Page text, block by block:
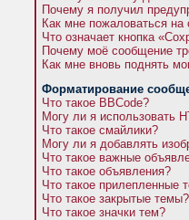
Почему я получил
Как мне пожаловаться
Что означает кнопка
Почему моё сообщение
Как мне вновь поднять
Форматирование
Что такое BBCode?
Могу ли я использовать
Что такое смайлики?
Могу ли я добавлять
Что такое важные
Что такое объявления?
Что такое прилепленные
Что такое закрытые темы?
Что такое значки тем?